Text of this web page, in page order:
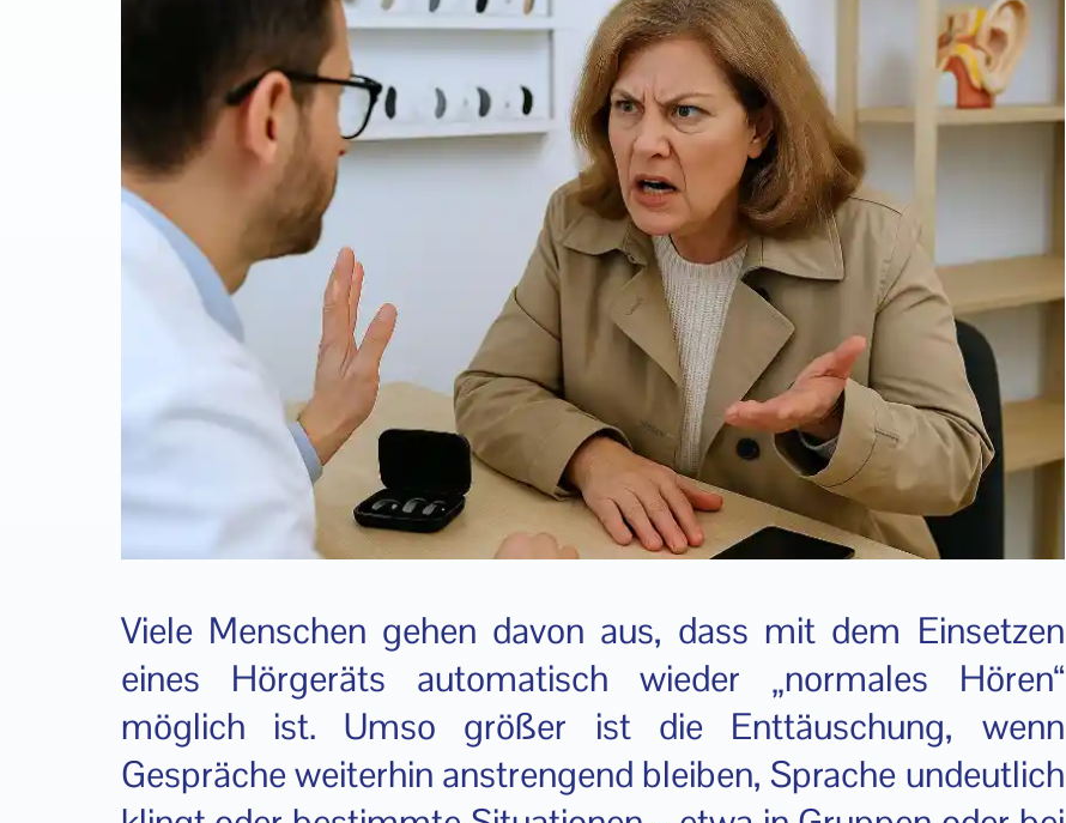
Viele Menschen gehen davon aus, dass mit dem Einsetzen
eines Hörgeräts automatisch wieder „normales Hören“
möglich ist. Umso größer ist die Enttäuschung, wenn
Gespräche weiterhin anstrengend bleiben, Sprache undeutlich